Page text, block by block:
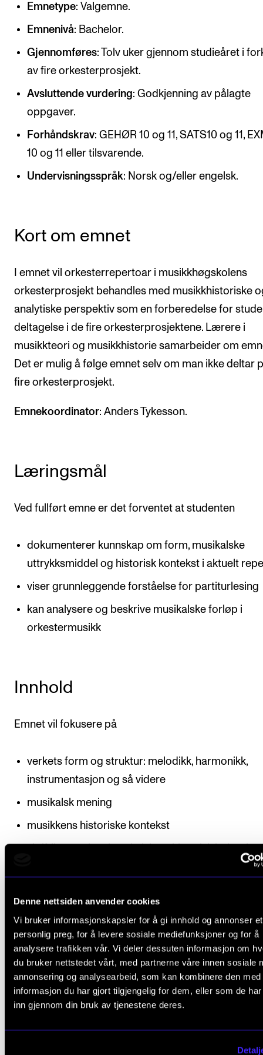
Denne nettsiden anvender cookies
Vi bruker informasjonskapsler for å gi innhold og annonser et
personlig preg, for å levere sosiale mediefunksjoner og for å
analysere trafikken vår. Vi deler dessuten informasjon om
du bruker nettstedet vårt, med partnerne våre innen sosiale
annonsering og analysearbeid, som kan kombinere den med
informasjon du har gjort tilgjengelig for dem, eller som de
inn gjennom din bruk av tjenestene deres.
CREMAH
NordART
Prosjekter
Publikasjoner
INTERNASJONALT
Utveksling
Internasjonal strategi
Samarbeidsprosjekter
Arrangementer og konserter
Ledige stillinger
INFO
Om Norges musikkhøgskole
Kontakt oss
Emnetype: Valgemne.
Emnenivå: Bachelor.
Gjennomføres: Tolv uker gjennom studieåret i
av fire orkesterprosjekt.
Avsluttende vurdering: Godkjenning av pålagte
oppgaver.
Forhåndskrav: GEHØR 10 og 11, SATS10 og 11,
10 og 11 eller tilsvarende.
Undervisningsspråk: Norsk og/eller engelsk.
Kort om emnet
I emnet vil orkesterrepertoar i musikkhøgskolens
orkesterprosjekt behandles med musikkhistoriske
analytiske perspektiv som en forberedelse for
deltagelse i de fire orkesterprosjektene. Lærere i
musikkteori og musikkhistorie samarbeider om
Det er mulig å følge emnet selv om man ikke deltar
fire orkesterprosjekt.
Emnekoordinator: Anders Tykesson.
Læringsmål
Ved fullført emne er det forventet at studenten
dokumenterer kunnskap om form, musikalske
uttrykksmiddel og historisk kontekst i aktuelt
viser grunnleggende forståelse for partiturlesing
kan analysere og beskrive musikalske forløp i
orkestermusikk
Innhold
Emnet vil fokusere på
verkets form og struktur: melodikk, harmonikk,
instrumentasjon og så videre
musikalsk mening
musikkens historiske kontekst
Organisering
I forkant av de fire orkesterprosjektene vil det
en dobbelttime i uken i tre uker. Undervisningen vil
forelesninger i gruppe.